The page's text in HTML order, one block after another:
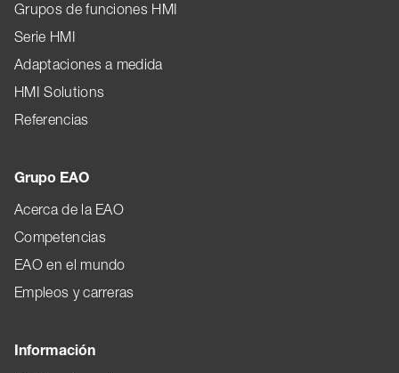
Grupos de funciones HMI
Serie HMI
Adaptaciones a medida
HMI Solutions
Referencias
Grupo EAO
Acerca de la EAO
Competencias
EAO en el mundo
Empleos y carreras
Información